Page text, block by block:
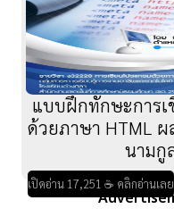
แบบฝึกทักษะการเ
ด้วยภาษา HTML ผ
นามกู
เปิดอ่าน 17,251 ☕ คลิกอ่านเลย